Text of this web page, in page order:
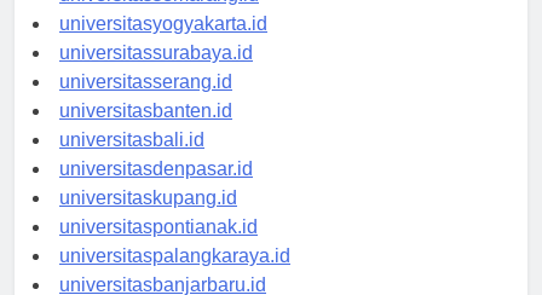
universitassemarang.id
universitasyogyakarta.id
universitassurabaya.id
universitasserang.id
universitasbanten.id
universitasbali.id
universitasdenpasar.id
universitaskupang.id
universitaspontianak.id
universitaspalangkaraya.id